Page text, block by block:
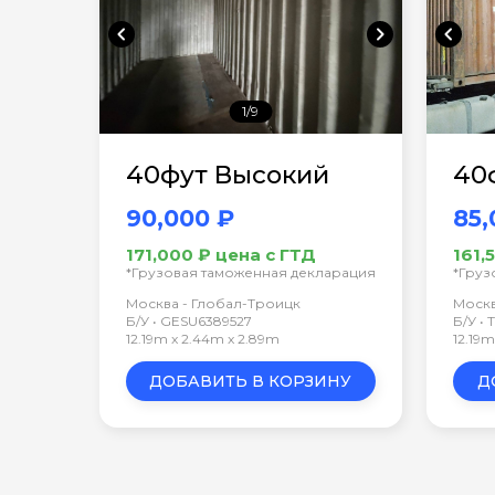
chevron_left chevron_right
1/9
40фут Высокий
90,000 ₽
171,000 ₽ цена с ГТД
*Грузовая таможенная декларация
Москва - Глобал-Троицк
Б/У • GESU6389527
12.19m x 2.44m x 2.89m
ДОБАВИТЬ В КОРЗИНУ
chevron_left
Б/У •